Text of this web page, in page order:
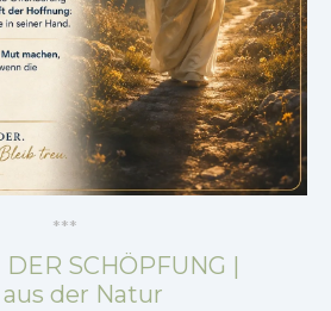
***
SCHÖPFUNG |
der Natur